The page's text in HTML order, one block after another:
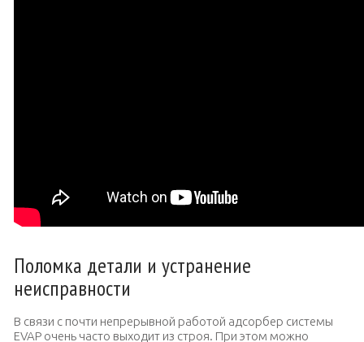
Поломка детали и устранение
неисправности
В связи с почти непрерывной работой адсорбер системы
EVAP очень часто выходит из строя. При этом можно